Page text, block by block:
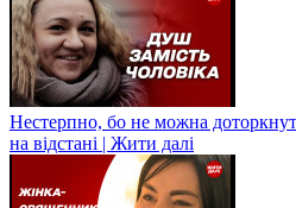
Нестерпно, бо не можна
на відстані | Жити далі